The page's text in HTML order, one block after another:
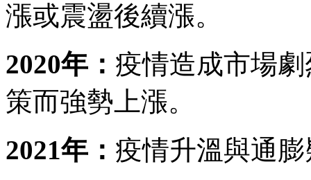
漲或震盪後續漲。
2020年： 疫情造成市場
策而強勢上漲。
2021年： 疫情升溫與通